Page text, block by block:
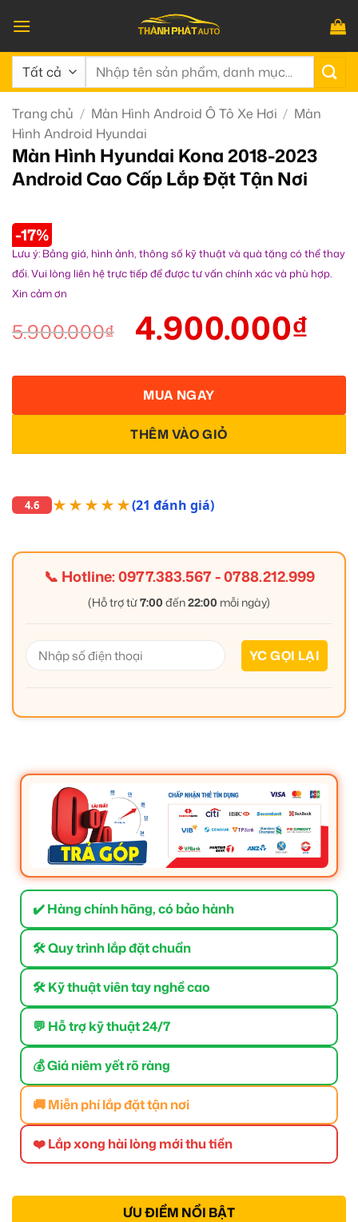
qua
nội
dung
Tìm
Trang chủ / Màn Hình Android Ô Tô Xe Hơi / Màn
Hình Android Hyundai
Màn Hình Hyundai Kona 2018-2023
Android Cao Cấp Lắp Đặt Tận Nơi
-17%
Lưu ý: Bảng giá, hình ảnh, thông số kỹ thuật và quà tặng có thể thay
đổi. Vui lòng liên hệ trực tiếp để được tư vấn chính xác và phù hợp.
Xin cảm ơn
5.900.000₫ 4.900.000₫
THÊM VÀO GIỎ
MUA NGAY
4.6 ★★★★★(21 đánh giá)
📞 Hotline:0977.383.567-0788.212.999
(Hỗ trợ từ7:00 đến22:00 mỗi ngày)
✔️ Hàng chính hãng, có bảo hành
🛠 Quy trình lắp đặt chuẩn
🛠 Kỹ thuật viên tay nghề cao
💬 Hỗ trợ kỹ thuật 24/7
💰 Giá niêm yết rõ ràng
🚚 Miễn phí lắp đặt tận nơi
❤️ Lắp xong hài lòng mới thu tiền
ƯU ĐIỂM NỔI BẬT